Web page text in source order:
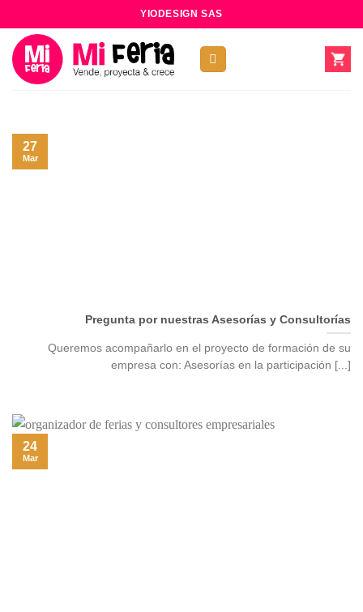
to
content
YIODESIGN SAS
Pregunta por nuestras Asesorías y Consultorías
Queremos acompañarlo en el proyecto de formación de su
empresa con: Asesorías en la participación [...]
27
Mar
24
Mar